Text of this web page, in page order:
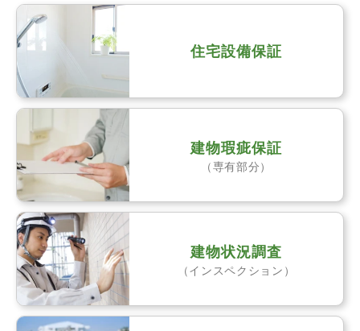
住宅設備保証
建物瑕疵保証
（専有部分）
建物状況調査
（インスペクション）